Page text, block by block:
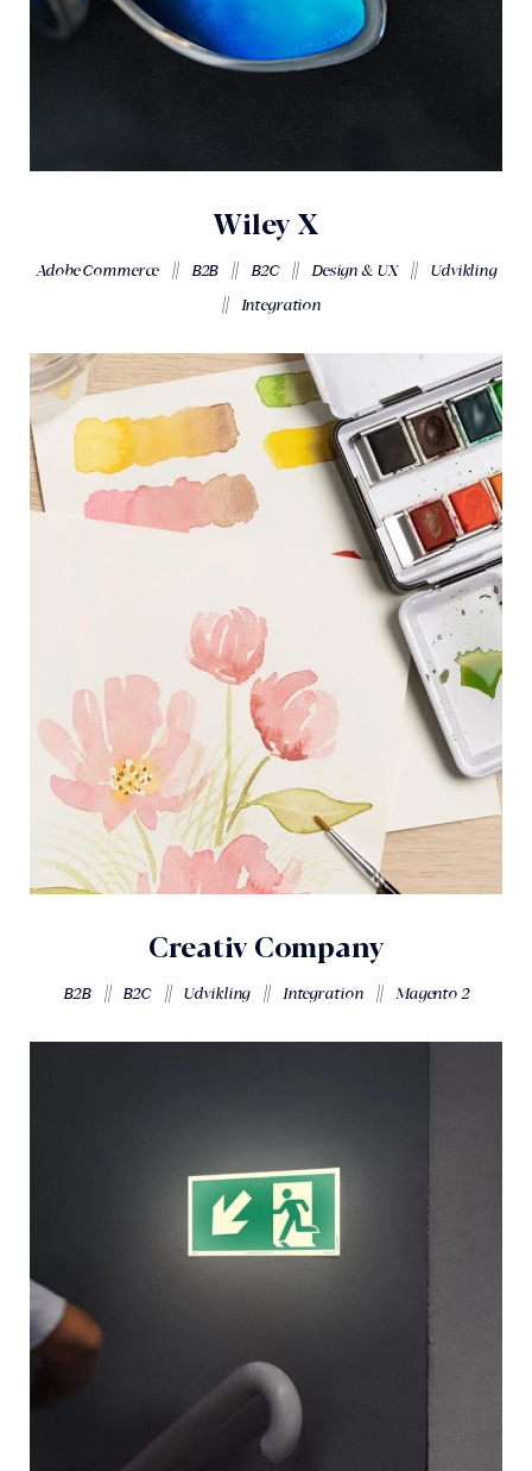
Wiley X
Adobe Commerce || B2B || B2C || Design & UX || Udvikling
|| Integration
Creativ Company
B2B || B2C || Udvikling || Integration || Magento 2